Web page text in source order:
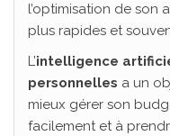
l’optimisation de son
plus rapides et
L’intelligence
personnelles a un
mieux gérer son
facilement et à